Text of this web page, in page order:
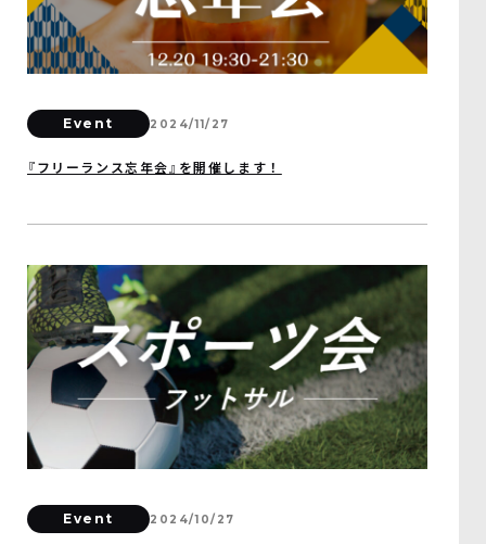
Event 2024/11/27
『フリーランス忘年会』を開催します！
Event 2024/10/27